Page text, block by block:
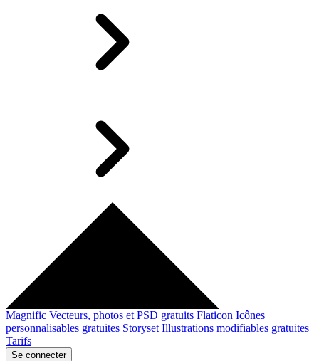
Magnific Vecteurs, photos et PSD gratuits Flaticon Icônes
personnalisables gratuites Storyset Illustrations modifiables gratuites
Tarifs
Se connecter